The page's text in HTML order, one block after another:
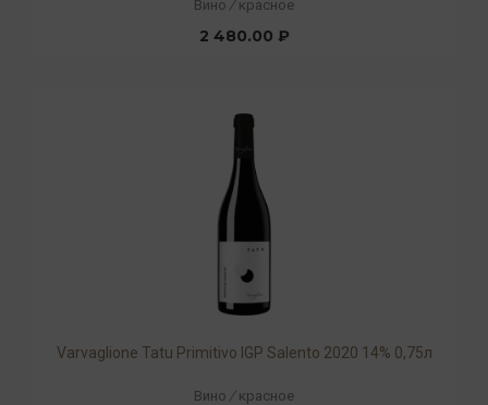
Вино / красное
2 480.00 ₽
Varvaglione Tatu Primitivo IGP Salento 2020 14% 0,75л
Вино / красное